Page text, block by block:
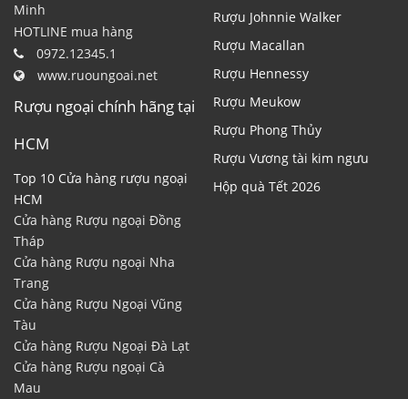
Minh
HOTLINE mua hàng
0972.12345.1
www.ruoungoai.net
Rượu ngoại chính hãng tại
HCM
Top 10 Cửa hàng rượu ngoại
HCM
Cửa hàng Rượu ngoại Đồng
Tháp
Cửa hàng Rượu ngoại Nha
Trang
Cửa hàng Rượu Ngoại Vũng
Tàu
Cửa hàng Rượu Ngoại Đà Lạt
Cửa hàng Rượu ngoại Cà
Mau
Rượu Johnnie Walker
Rượu Macallan
Rượu Hennessy
Rượu Meukow
Rượu Phong Thủy
Rượu Vương tài kim ngưu
Hộp quà Tết 2026